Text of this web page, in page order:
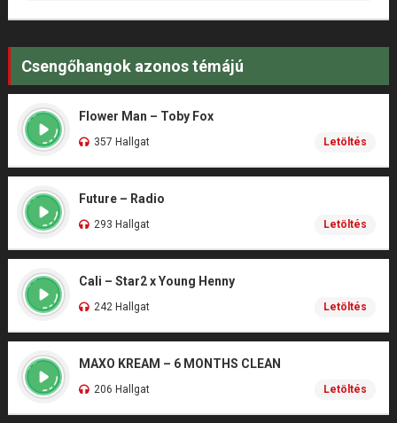
Csengőhangok azonos témájú
Flower Man – Toby Fox
357 Hallgat Letöltés
Future – Radio
293 Hallgat Letöltés
Cali – Star2 x Young Henny
242 Hallgat Letöltés
MAXO KREAM – 6 MONTHS CLEAN
206 Hallgat Letöltés